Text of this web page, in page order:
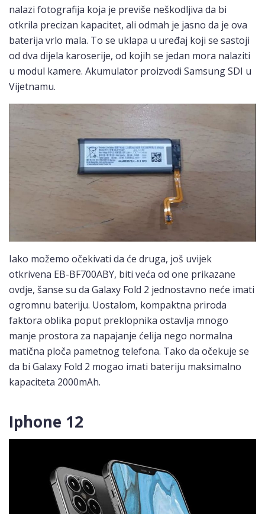
nalazi fotografija koja je previše neškodljiva da bi
otkrila precizan kapacitet, ali odmah je jasno da je ova
baterija vrlo mala. To se uklapa u uređaj koji se sastoji
od dva dijela karoserije, od kojih se jedan mora nalaziti
u modul kamere. Akumulator proizvodi Samsung SDI u
Vijetnamu.
Iako možemo očekivati ​​da će druga, još uvijek
otkrivena EB-BF700ABY, biti veća od one prikazane
ovdje, šanse su da Galaxy Fold 2 jednostavno neće imati
ogromnu bateriju. Uostalom, kompaktna priroda
faktora oblika poput preklopnika ostavlja mnogo
manje prostora za napajanje ćelija nego normalna
matična ploča pametnog telefona. Tako da očekuje se
da bi Galaxy Fold 2 mogao imati bateriju maksimalno
kapaciteta 2000mAh.
Iphone 12